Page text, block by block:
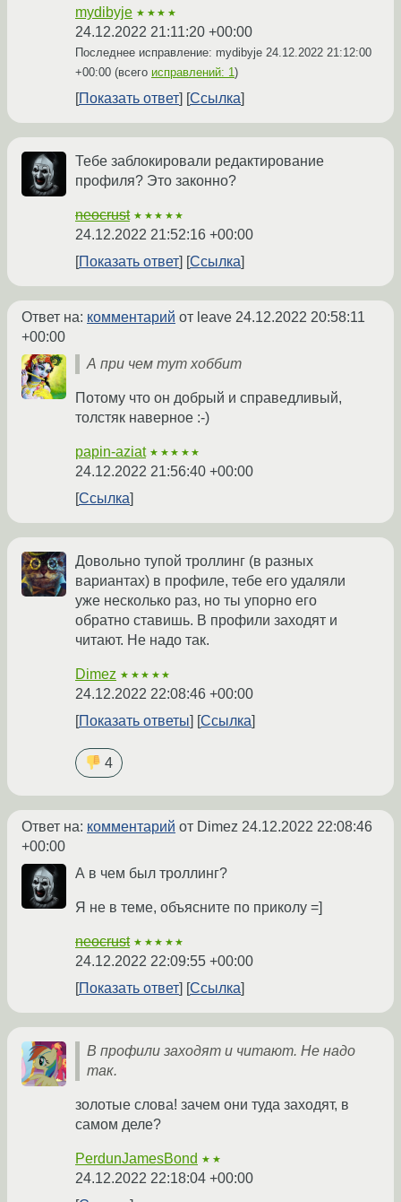
mydibyje ★★★★
24.12.2022 21:11:20 +00:00
Последнее исправление: mydibyje 24.12.2022 21:12:00
+00:00 (всего исправлений: 1 )
Показать ответ Ссылка
Тебе заблокировали редактирование
профиля? Это законно?
neocrust ★★★★★
24.12.2022 21:52:16 +00:00
Показать ответ
Ссылка
Ответ на: комментарий от leave 24.12.2022 20:58:11
+00:00
А при чем тут хоббит
Потому что он добрый и справедливый,
толстяк наверное :-)
papin-aziat ★★★★★
24.12.2022 21:56:40 +00:00
Ссылка
Довольно тупой троллинг (в разных
вариантах) в профиле, тебе его удаляли
уже несколько раз, но ты упорно его
обратно ставишь. В профили заходят и
читают. Не надо так.
Dimez ★★★★★
24.12.2022 22:08:46 +00:00
Показать ответы
Ссылка
4
Ответ на: комментарий от Dimez 24.12.2022 22:08:46
+00:00
А в чем был троллинг?
Я не в теме, объясните по приколу =]
neocrust ★★★★★
24.12.2022 22:09:55 +00:00
Показать ответ
Ссылка
В профили заходят и читают. Не надо
так.
золотые слова! зачем они туда заходят, в
самом деле?
PerdunJamesBond ★★
24.12.2022 22:18:04 +00:00